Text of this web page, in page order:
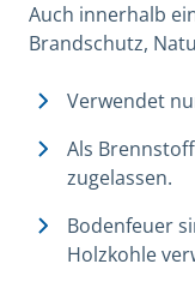
Auch innerhalb
Brandschutz,
Verwendet
Als
zugelassen.
Bodenfeuer
Holzkohle